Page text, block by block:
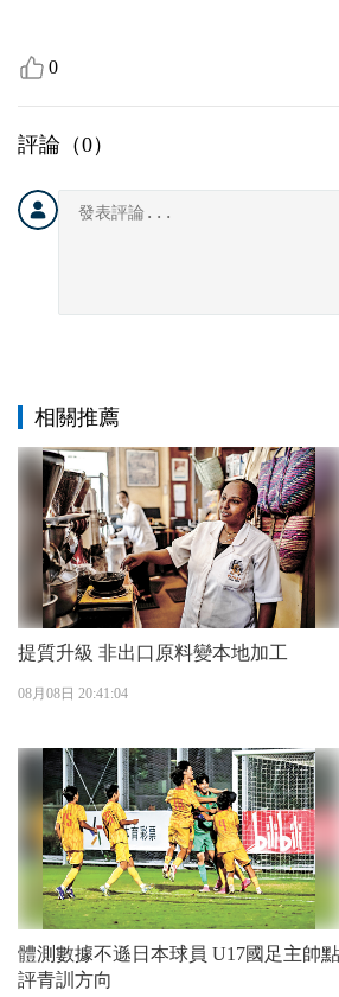
0
評論（0）
相關推薦
提質升級 非出口原料變本地加工
08月08日 20:41:04
體測數據不遜日本球員 U17國足主帥點
評青訓方向